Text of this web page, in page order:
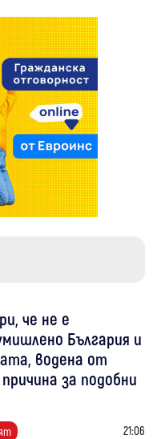
че не е
България и
водена от
за подобни
21:06